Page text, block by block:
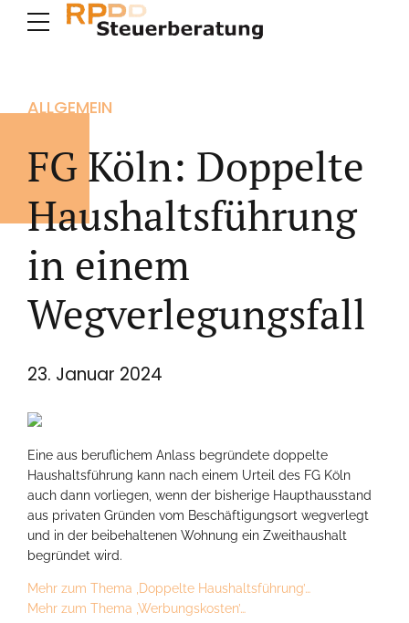
ALLGEMEIN
FG Köln: Doppelte
Haushaltsführung
in einem
Wegverlegungsfall
23. Januar 2024
Eine aus beruflichem Anlass begründete doppelte
Haushaltsführung kann nach einem Urteil des FG Köln
auch dann vorliegen, wenn der bisherige Haupthausstand
aus privaten Gründen vom Beschäftigungsort wegverlegt
und in der beibehaltenen Wohnung ein Zweithaushalt
begründet wird.
Mehr zum Thema ‚Doppelte Haushaltsführung’…
Mehr zum Thema ‚Werbungskosten’…